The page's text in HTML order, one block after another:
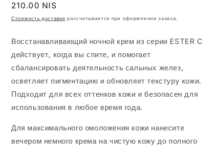
Обычная
цена
210.00 NIS
Стоимость доставки рассчитывается при оформлении заказа.
Восстанавливающий ночной крем из серии ESTER C
действует, когда вы спите, и помогает
сбалансировать деятельность сальных желез,
осветляет пигментацию и обновляет текстуру кожи.
Подходит для всех оттенков кожи и безопасен для
использования в любое время года.
Для максимального омоложения кожи нанесите
вечером немного крема на чистую кожу до полного